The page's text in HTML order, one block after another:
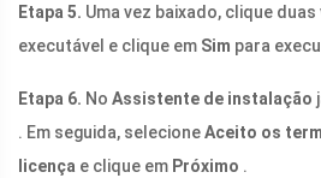
Etapa 5. Uma vez baixado, clique
executável e clique em Sim para
Etapa 6. No Assistente de instalação
. Em seguida, selecioneAceito os
licença e clique em Próximo .